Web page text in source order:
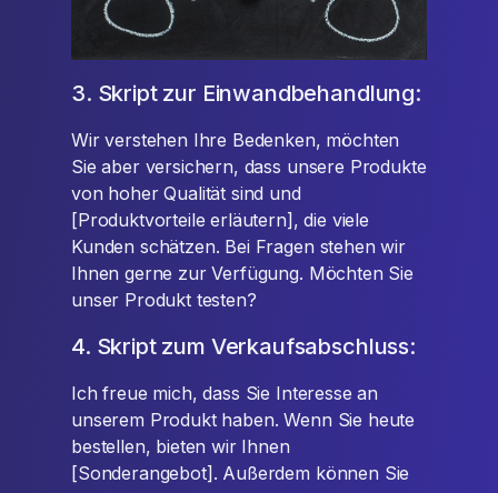
3. Skript zur Einwandbehandlung:
Wir verstehen Ihre Bedenken, möchten
Sie aber versichern, dass unsere Produkte
von hoher Qualität sind und
[Produktvorteile erläutern], die viele
Kunden schätzen. Bei Fragen stehen wir
Ihnen gerne zur Verfügung. Möchten Sie
unser Produkt testen?
4. Skript zum Verkaufsabschluss:
Ich freue mich, dass Sie Interesse an
unserem Produkt haben. Wenn Sie heute
bestellen, bieten wir Ihnen
[Sonderangebot]. Außerdem können Sie